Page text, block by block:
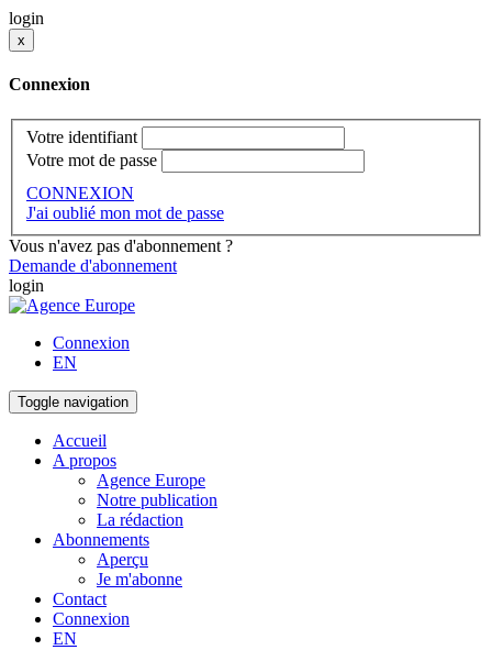
login
x
Connexion
Votre identifiant
Votre mot de passe
CONNEXION
J'ai oublié mon mot de passe
Vous n'avez pas d'abonnement ?
Demande d'abonnement
login
Connexion
EN
Toggle navigation
Accueil
A propos
Agence Europe
Notre publication
La rédaction
Abonnements
Aperçu
Je m'abonne
Contact
Connexion
EN